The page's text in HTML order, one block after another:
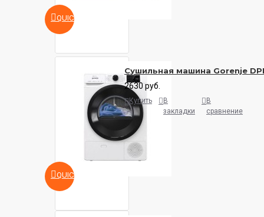
QUICKVIEW
QUICKVIEW
Сушильная машина Gorenje
2630 руб.
Купить
В
закладки
В
сравнение